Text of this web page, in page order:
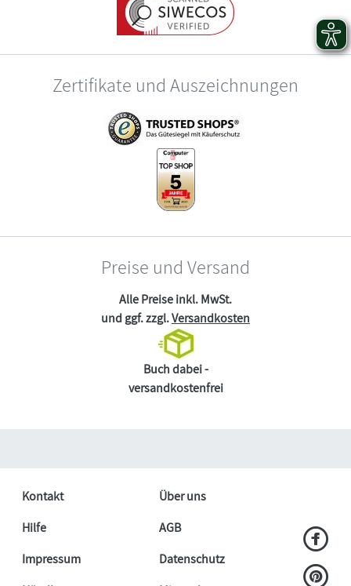
Zertifikate und Auszeichnungen
Preise und Versand
Alle Preise inkl. MwSt.
und ggf. zzgl.Versandkosten
Buch dabei -
versandkostenfrei
Kontakt
Über uns
Hilfe
AGB
Impressum
Datenschutz